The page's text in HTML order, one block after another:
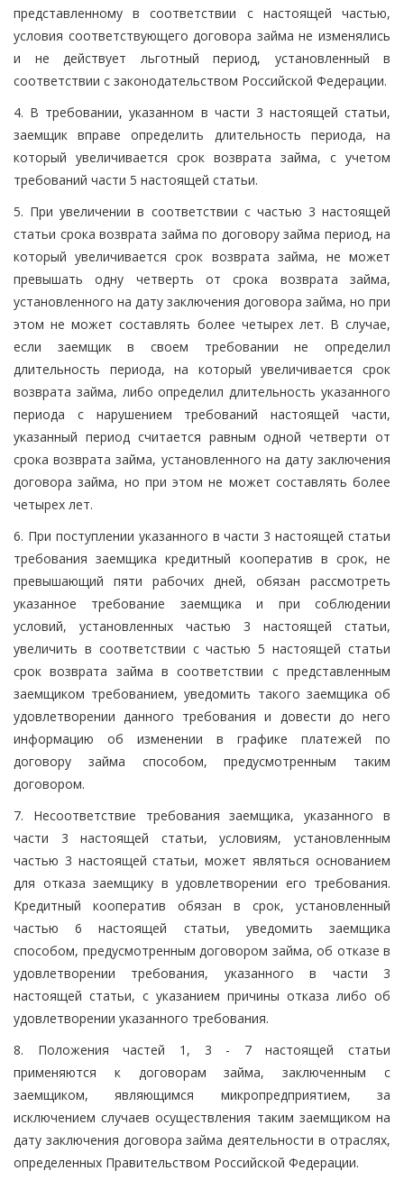
представленному в соответствии с настоящей частью,
условия соответствующего договора займа не изменялись
и не действует льготный период, установленный в
соответствии с законодательством Российской Федерации.
4. В требовании, указанном в части 3 настоящей статьи,
заемщик вправе определить длительность периода, на
который увеличивается срок возврата займа, с учетом
требований части 5 настоящей статьи.
5. При увеличении в соответствии с частью 3 настоящей
статьи срока возврата займа по договору займа период, на
который увеличивается срок возврата займа, не может
превышать одну четверть от срока возврата займа,
установленного на дату заключения договора займа, но при
этом не может составлять более четырех лет. В случае,
если заемщик в своем требовании не определил
длительность периода, на который увеличивается срок
возврата займа, либо определил длительность указанного
периода с нарушением требований настоящей части,
указанный период считается равным одной четверти от
срока возврата займа, установленного на дату заключения
договора займа, но при этом не может составлять более
четырех лет.
6. При поступлении указанного в части 3 настоящей статьи
требования заемщика кредитный кооператив в срок, не
превышающий пяти рабочих дней, обязан рассмотреть
указанное требование заемщика и при соблюдении
условий, установленных частью 3 настоящей статьи,
увеличить в соответствии с частью 5 настоящей статьи
срок возврата займа в соответствии с представленным
заемщиком требованием, уведомить такого заемщика об
удовлетворении данного требования и довести до него
информацию об изменении в графике платежей по
договору займа способом, предусмотренным таким
договором.
7. Несоответствие требования заемщика, указанного в
части 3 настоящей статьи, условиям, установленным
частью 3 настоящей статьи, может являться основанием
для отказа заемщику в удовлетворении его требования.
Кредитный кооператив обязан в срок, установленный
частью 6 настоящей статьи, уведомить заемщика
способом, предусмотренным договором займа, об отказе в
удовлетворении требования, указанного в части 3
настоящей статьи, с указанием причины отказа либо об
удовлетворении указанного требования.
8. Положения частей 1, 3 - 7 настоящей статьи
применяются к договорам займа, заключенным с
заемщиком, являющимся микропредприятием, за
исключением случаев осуществления таким заемщиком на
дату заключения договора займа деятельности в отраслях,
определенных Правительством Российской Федерации.